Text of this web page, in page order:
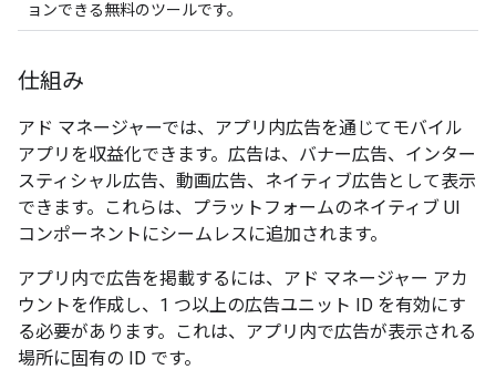
ョンできる無料のツールです。
仕組み
アド マネージャーでは、アプリ内広告を通じてモバイル
アプリを収益化できます。広告は、バナー広告、インター
スティシャル広告、動画広告、ネイティブ広告として表示
できます。これらは、プラットフォームのネイティブ UI
コンポーネントにシームレスに追加されます。
アプリ内で広告を掲載するには、アド マネージャー アカ
ウントを作成し、1 つ以上の広告ユニット ID を有効にす
る必要があります。これは、アプリ内で広告が表示される
場所に固有の ID です。